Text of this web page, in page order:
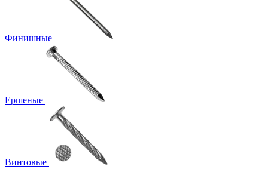
Финишные
Ершеные
Винтовые